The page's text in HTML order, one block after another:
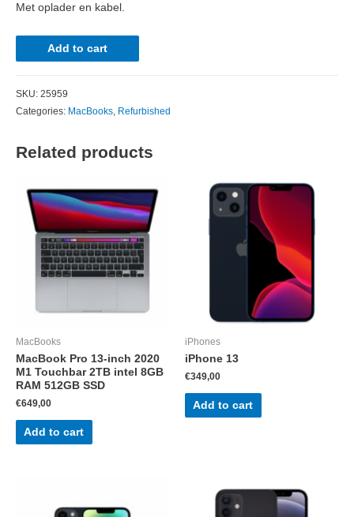
Met oplader en kabel.
MacBook
Pro
Touchbar
16GB
512GB
Add to cart
SKU: 25959
Categories: MacBooks, Refurbished
Related products
MacBooks
MacBook Pro 13-inch 2020
M1 Touchbar 2TB intel 8GB
RAM 512GB SSD
€649,00
Add to cart
iPhones
iPhone 13
€349,00
Add to cart